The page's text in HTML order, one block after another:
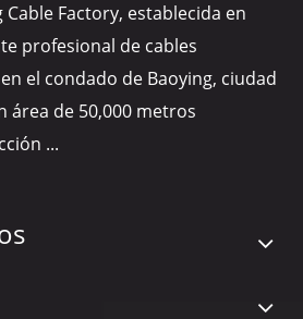
Factory, establecida en
profesional de cables
el condado de Baoying, ciudad
área de 50,000 metros
...